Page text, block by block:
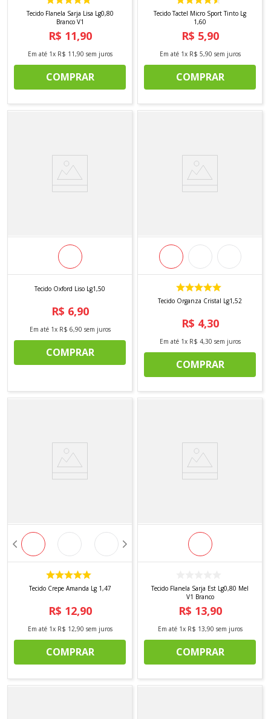
Tecido Flanela Sarja Lisa Lg0,80
Branco V1
R$ 11,90
Em até 1x R$ 11,90 sem juros
COMPRAR
Tecido Tactel Micro Sport Tinto Lg
1,60
R$ 5,90
Em até 1x R$ 5,90 sem juros
COMPRAR
Tecido Oxford Liso Lg1,50
R$ 6,90
Em até 1x R$ 6,90 sem juros
COMPRAR
Tecido Organza Cristal Lg1,52
R$ 4,30
Em até 1x R$ 4,30 sem juros
COMPRAR
Tecido Crepe Amanda Lg 1,47
R$ 12,90
Em até 1x R$ 12,90 sem juros
COMPRAR
Tecido Flanela Sarja Est Lg0,80 Mel
V1 Branco
R$ 13,90
Em até 1x R$ 13,90 sem juros
COMPRAR